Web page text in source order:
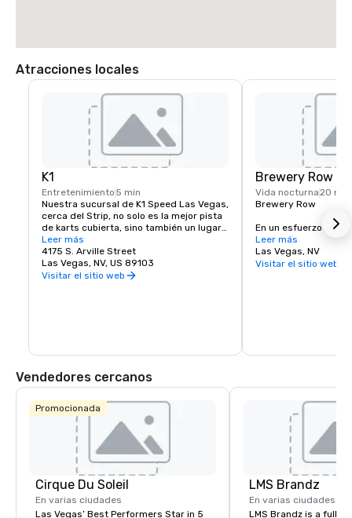
Atracciones locales
K1
Entretenimiento 5 min
Nuestra sucursal de K1 Speed Las Vegas,
cerca del Strip, no solo es la mejor pista
de karts cubierta, sino también un lugar
de entretenimiento de primera clase
diseñado para mantenerte entretenido y
ocupado. Si quieres experimentar el
karting bajo techo, estás interesado en
Leer más
4175 S. Arville Street
Las Vegas, NV, US 89103
Visitar el sitio web
Brewery Row
Vida nocturna20 min
Brewery Row
En un esfuerzo por
de la cerveza
ciudades de todo el
Brewery Row en el
Leer más
Las Vegas, NV
Visitar el sitio web
Vendedores cercanos
Promocionada
Cirque Du Soleil
En varias ciudades
Las Vegas’ Best Performers Star in 5
LMS Brandz
En varias ciudades
LMS Brandz is a full-